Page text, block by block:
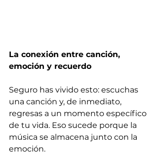
La conexión entre canción,
emoción y recuerdo
Seguro has vivido esto: escuchas
una canción y, de inmediato,
regresas a un momento específico
de tu vida. Eso sucede porque la
música se almacena junto con la
emoción.